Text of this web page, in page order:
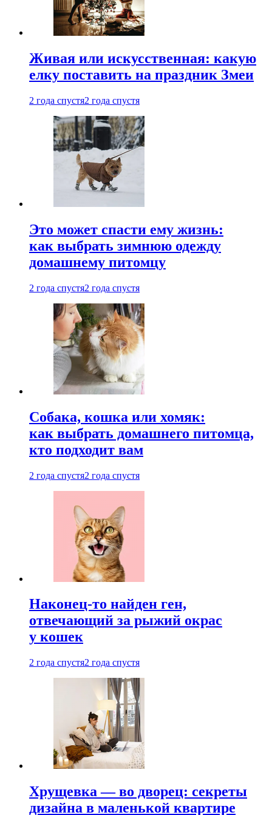
Живая или искусственная: какую
елку поставить на праздник Змеи
2 года спустя2 года спустя
Это может спасти ему жизнь:
как выбрать зимнюю одежду
домашнему питомцу
2 года спустя2 года спустя
Собака, кошка или хомяк:
как выбрать домашнего питомца,
кто подходит вам
2 года спустя2 года спустя
Наконец-то найден ген,
отвечающий за рыжий окрас
у кошек
2 года спустя2 года спустя
Хрущевка — во дворец: секреты
дизайна в маленькой квартире